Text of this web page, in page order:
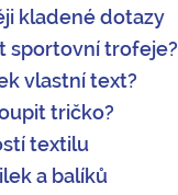
kladené dotazy
sportovní trofeje?
vlastní text?
tričko?
textilu
a balíků